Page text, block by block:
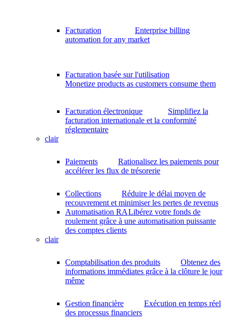
Facturation
Enterprise billing
automation for any market
Facturation basée sur l'utilisation
Monetize products as customers consume them
Facturation électronique
Simplifiez la
facturation internationale et la conformité
réglementaire
clair
Paiements
Rationalisez les paiements pour
accélérer les flux de trésorerie
Collections
Réduire le délai moyen de
recouvrement et minimiser les pertes de revenus
Automatisation RALibérez votre fonds de
roulement grâce à une automatisation puissante
des comptes clients
clair
Comptabilisation des produits
Obtenez des
informations immédiates grâce à la clôture le jour
même
Gestion financière
Exécution en temps réel
des processus financiers